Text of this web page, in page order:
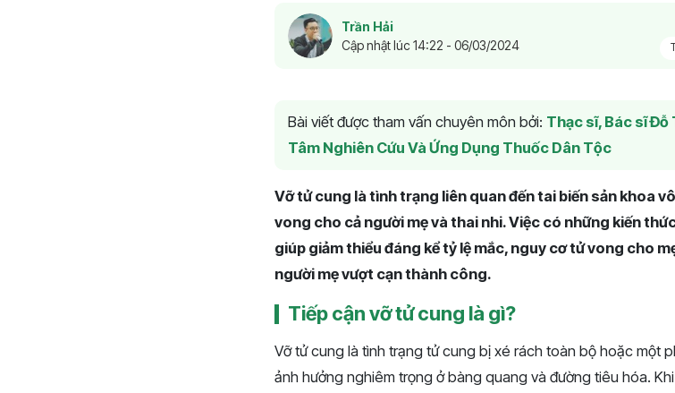
Trần Hải
Cập nhật lúc 14:22 - 06/03/2024
Bài viết được tham vấn chuyên môn bởi: Thạc sĩ, Bác sĩ Đỗ
Tâm Nghiên Cứu Và Ứng Dụng Thuốc Dân Tộc
Vỡ tử cung là tình trạng liên quan đến tai biến sản khoa
vong cho cả người mẹ và thai nhi. Việc có những kiến
giúp giảm thiểu đáng kể tỷ lệ mắc, nguy cơ tử vong cho
người mẹ vượt cạn thành công.
Tiếp cận vỡ tử cung là gì?
Vỡ tử cung là tình trạng tử cung bị xé rách toàn bộ hoặc một
ảnh hưởng nghiêm trọng ở bàng quang và đường tiêu hóa.